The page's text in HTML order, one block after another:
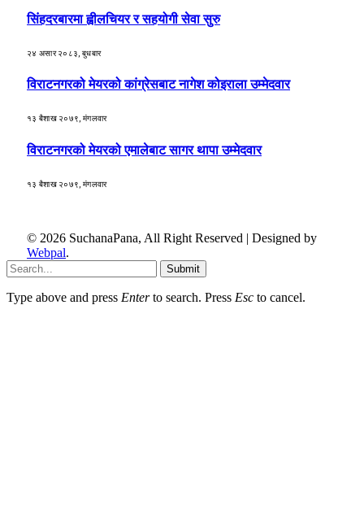
सिंहदरबारमा ह्वीलचियर र सहयोगी सेवा सुरु
२४ असार २०८३, बुधबार
विराटनगरको मेयरको कांग्रेसबाट नागेश कोइराला उम्मेदवार
१३ बैशाख २०७९, मंगलवार
विराटनगरको मेयरको एमालेबाट सागर थापा उम्मेदवार
१३ बैशाख २०७९, मंगलवार
© 2026 SuchanaPana, All Right Reserved | Designed by
Webpal.
Submit
Type above and press Enterto search. Press Esc to cancel.